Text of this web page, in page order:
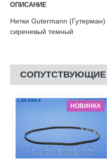
ОПИСАНИЕ
Нитки Gutermann (Гутерман)
сиреневый темный
НОВИНКА